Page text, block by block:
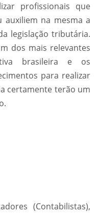
profissionais que
auxiliem na mesma a
legislação tributária.
dos mais relevantes
brasileira e os
para realizar
certamente terão um
(Contabilistas),